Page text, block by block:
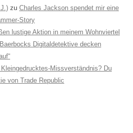
zu Charles Jackson spendet mir eine
Story
lustige Aktion in meinem Wohnviertel
„Baerbocks Digitaldetektive decken
Missverständnis? Du
von Trade Republic